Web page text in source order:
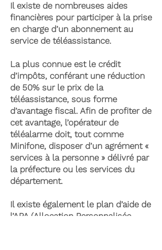
Il existe de nombreuses aides
financières pour participer à la prise
en charge d’un abonnement au
service de téléassistance.
La plus connue est le crédit
d’impôts, conférant une réduction
de 50% sur le prix de la
téléassistance, sous forme
d’avantage fiscal. Afin de profiter de
cet avantage, l’opérateur de
téléalarme doit, tout comme
Minifone, disposer d’un agrément «
services à la personne » délivré par
la préfecture ou les services du
département.
Il existe également le plan d’aide de
l’APA (Allocation Personnalisée